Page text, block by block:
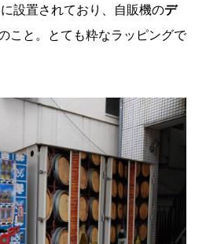
設置されており、自販機のデ
こと。とても粋なラッピングで